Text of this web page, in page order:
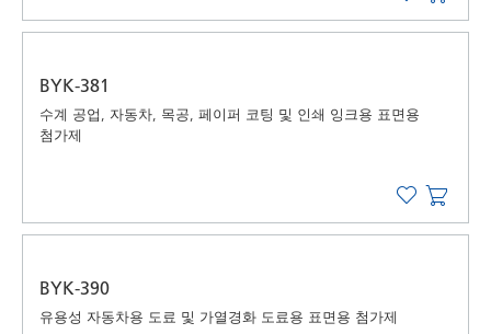
BYK-381
수계 공업, 자동차, 목공, 페이퍼 코팅 및 인쇄 잉크용 표면용
첨가제
BYK-390
유용성 자동차용 도료 및 가열경화 도료용 표면용 첨가제